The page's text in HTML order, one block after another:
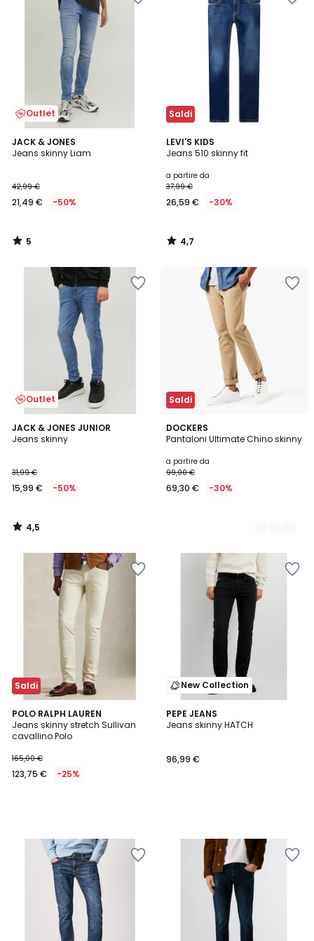
Outlet
JACK & JONES
Jeans skinny Liam
42,99 €
21,49 € -50%
5
/
5
/
Saldi
LEVI'S KIDS
Jeans 510 skinny fit
a partire da
37,99 €
26,59 € -30%
4,7
/ 5
4,7
/
Outlet
JACK & JONES JUNIOR
Jeans skinny
31,99 €
15,99 € -50%
4,5
/ 5
4,5
/
Saldi
DOCKERS
Pantaloni Ultimate Chino skinny
a partire da
99,00 €
69,30 € -30%
4
Colori
Saldi
POLO RALPH LAUREN
Jeans skinny stretch Sullivan
cavallino Polo
165,00 €
123,75 € -25%
New Collection
PEPE JEANS
Jeans skinny HATCH
96,99 €